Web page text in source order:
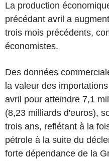
La production
précédant avril a
trois mois précédents,
économistes.
Des données
la valeur des
avril pour atteindre 7,1
(8,23 milliards d'euros),
trois ans, reflétant à la
pétrole à la suite du
forte dépendance de la